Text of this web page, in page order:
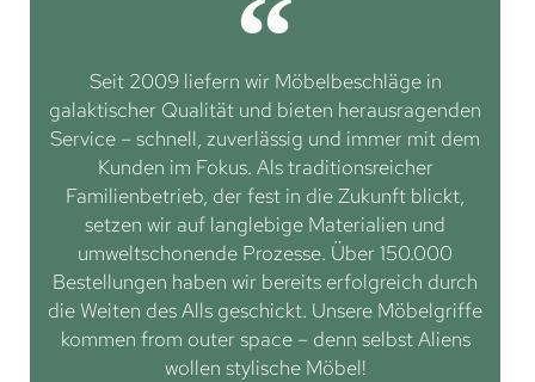
Seit 2009 liefern wir Möbelbeschläge in
galaktischer Qualität und bieten herausragenden
Service – schnell, zuverlässig und immer mit dem
Kunden im Fokus. Als traditionsreicher
Familienbetrieb, der fest in die Zukunft blickt,
setzen wir auf langlebige Materialien und
umweltschonende Prozesse. Über 150.000
Bestellungen haben wir bereits erfolgreich durch
die Weiten des Alls geschickt. Unsere Möbelgriffe
kommen from outer space – denn selbst Aliens
wollen stylische Möbel!